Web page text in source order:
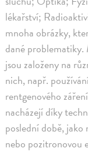
lékařství;
mnoha obrázky,
dané problematiky.
jsou založeny na
nich, např.
rentgenového
nacházejí díky
poslední době,
nebo pozitronovou